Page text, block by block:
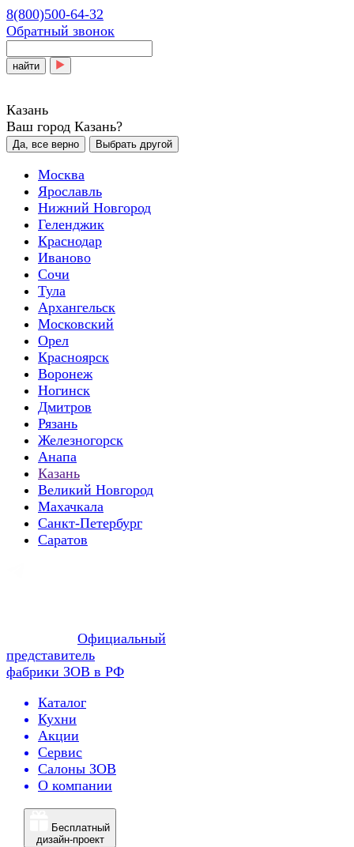
8(800)500-64-32
Обратный звонок
найти
Казань
Ваш город Казань?
Да, все верно Выбрать другой
Москва
Ярославль
Нижний Новгород
Геленджик
Краснодар
Иваново
Сочи
Тула
Архангельск
Московский
Орел
Красноярск
Воронеж
Ногинск
Дмитров
Рязань
Железногорск
Анапа
Казань
Великий Новгород
Махачкала
Санкт-Петербург
Саратов
Официальный
представитель
фабрики ЗОВ в РФ
Каталог
Кухни
Акции
Сервис
Салоны ЗОВ
О компании
Бесплатный
дизайн-проект